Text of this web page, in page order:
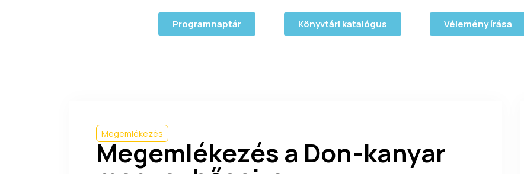
Programnaptár Könyvtári katalógus Vélemény írása
Megemlékezés
Megemlékezés a Don-kanyar